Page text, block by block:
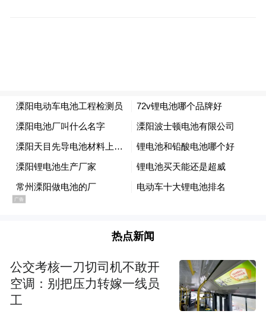
热点新闻
公交考核一刀切司机不敢开
空调：别把压力转嫁一线员
工